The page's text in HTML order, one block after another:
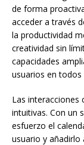
de forma
acceder a través
la productividad
creatividad sin
capacidades
usuarios en todos
Las interacciones
intuitivas. Con un
esfuerzo el
usuario y añadirlo